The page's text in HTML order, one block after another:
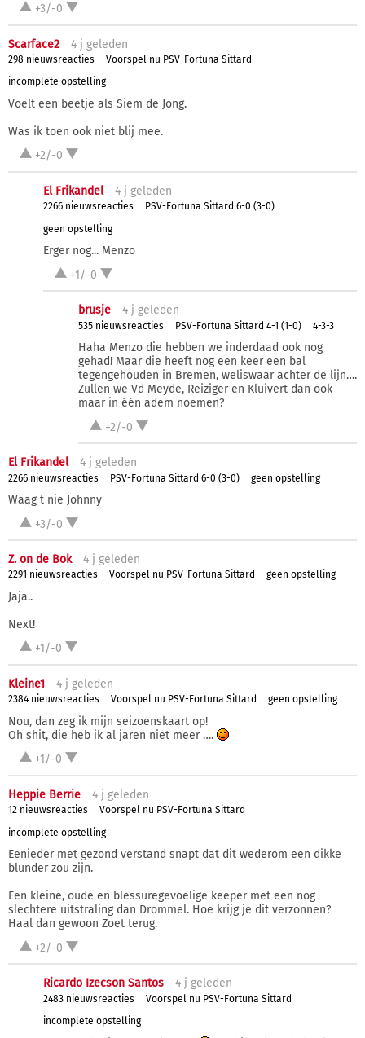
+3/-0
Scarface2 4 j geleden
298 nieuwsreacties
Voorspel nu PSV-Fortuna Sittard
incomplete opstelling
Voelt een beetje als Siem de Jong.
Was ik toen ook niet blij mee.
+2/-0
El Frikandel 4 j geleden
2266 nieuwsreacties
PSV-Fortuna Sittard 6-0 (3-0)
geen opstelling
Erger nog... Menzo
+1/-0
brusje 4 j geleden
535 nieuwsreacties PSV-Fortuna Sittard 4-1 (1-0) 4-3-3
Haha Menzo die hebben we inderdaad ook nog
gehad! Maar die heeft nog een keer een bal
tegengehouden in Bremen, weliswaar achter de lijn….
Zullen we Vd Meyde, Reiziger en Kluivert dan ook
maar in één adem noemen?
+2/-0
El Frikandel 4 j geleden
2266 nieuwsreacties PSV-Fortuna Sittard 6-0 (3-0) geen opstelling
Waag t nie Johnny
+3/-0
Z. on de Bok 4 j geleden
2291 nieuwsreacties Voorspel nu PSV-Fortuna Sittard geen opstelling
Jaja..
Next!
+1/-0
Kleine1 4 j geleden
2384 nieuwsreacties Voorspel nu PSV-Fortuna Sittard geen opstelling
Nou, dan zeg ik mijn seizoenskaart op!
Oh shit, die heb ik al jaren niet meer ….
+1/-0
Heppie Berrie 4 j geleden
12 nieuwsreacties
Voorspel nu PSV-Fortuna Sittard
incomplete opstelling
Eenieder met gezond verstand snapt dat dit wederom een dikke
blunder zou zijn.
Een kleine, oude en blessuregevoelige keeper met een nog
slechtere uitstraling dan Drommel. Hoe krijg je dit verzonnen?
Haal dan gewoon Zoet terug.
+2/-0
Ricardo Izecson Santos 4 j geleden
2483 nieuwsreacties
Voorspel nu PSV-Fortuna Sittard
incomplete opstelling